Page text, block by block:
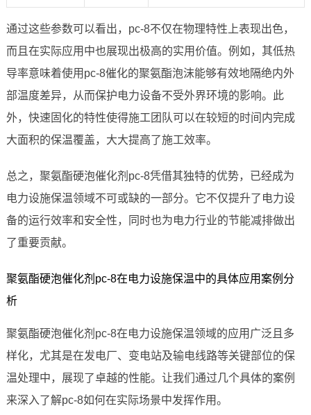
通过这些参数可以看出，pc-8不仅在物理特性上表现出色，
而且在实际应用中也展现出极高的实用价值。例如，其低热
导率意味着使用pc-8催化的聚氨酯泡沫能够有效地隔绝内外
部温度差异，从而保护电力设备不受外界环境的影响。此
外，快速固化的特性使得施工团队可以在较短的时间内完成
大面积的保温覆盖，大大提高了施工效率。
总之，聚氨酯硬泡催化剂pc-8凭借其独特的优势，已经成为
电力设施保温领域不可或缺的一部分。它不仅提升了电力设
备的运行效率和安全性，同时也为电力行业的节能减排做出
了重要贡献。
聚氨酯硬泡催化剂pc-8在电力设施保温中的具体应用案例分
析
聚氨酯硬泡催化剂pc-8在电力设施保温领域的应用广泛且多
样化，尤其是在发电厂、变电站及输电线路等关键部位的保
温处理中，展现了卓越的性能。让我们通过几个具体的案例
来深入了解pc-8如何在实际场景中发挥作用。